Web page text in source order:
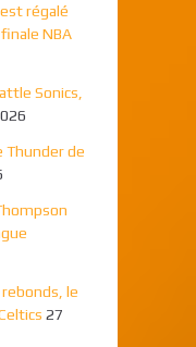
régalé
NBA
Sonics,
Thunder de
le
27